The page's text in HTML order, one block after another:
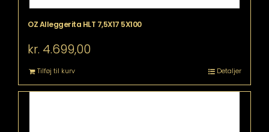
OZ Alleggerita HLT 7,5X17 5X100
kr. 4.699,00
Tilføj til kurv Detaljer